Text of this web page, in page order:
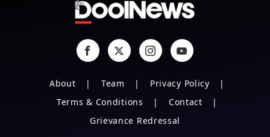
About Team
Privacy Policy
Terms & Conditions
Contact
Grievance Redressal